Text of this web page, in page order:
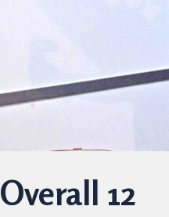
Overall 12